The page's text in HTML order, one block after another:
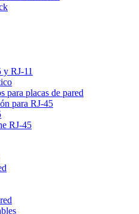
y RJ-11
para placas de pared
para RJ-45
RJ-45